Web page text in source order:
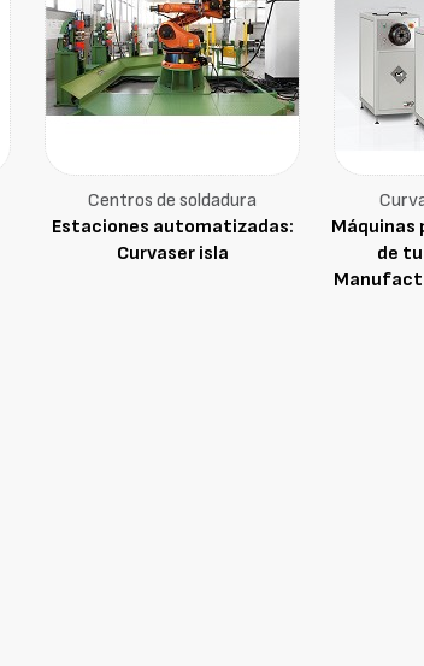
Centros de soldadura
Estaciones automatizadas:
Curvaser isla
Máquinas
de